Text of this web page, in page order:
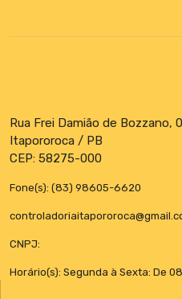
Rua Frei Damião de Bozzano,
Itapororoca / PB
CEP: 58275-000
Fone(s): (83) 98605-6620
CNPJ:
Horário(s): Segunda à Sexta: De